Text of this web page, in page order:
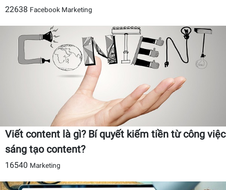
22638 Facebook Marketing
Viết content là gì? Bí quyết kiếm tiền từ công việc
sáng tạo content?
16540 Marketing